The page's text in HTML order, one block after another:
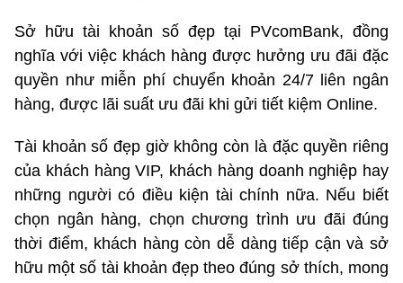
Sở hữu tài khoản số đẹp tại PVcomBank, đồng
nghĩa với việc khách hàng được hưởng ưu đãi đặc
quyền như miễn phí chuyển khoản 24/7 liên ngân
hàng, được lãi suất ưu đãi khi gửi tiết kiệm Online.
Tài khoản số đẹp giờ không còn là đặc quyền riêng
của khách hàng VIP, khách hàng doanh nghiệp hay
những người có điều kiện tài chính nữa. Nếu biết
chọn ngân hàng, chọn chương trình ưu đãi đúng
thời điểm, khách hàng còn dễ dàng tiếp cận và sở
hữu một số tài khoản đẹp theo đúng sở thích, mong